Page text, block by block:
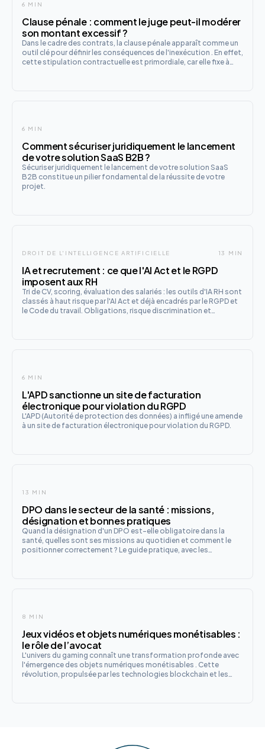
6 MIN
Clause pénale : comment le juge peut-il modérer
son montant excessif ?
Dans le cadre des contrats, la clause pénale apparaît comme un
outil clé pour définir les conséquences de l'inexécution . En effet,
cette stipulation contractuelle est primordiale, car elle fixe à
6 MIN
Comment sécuriser juridiquement le lancement
de votre solution SaaS B2B ?
Sécuriser juridiquement le lancement de votre solution SaaS
B2B constitue un pilier fondamental de la réussite de votre
projet.
DROIT DE L'INTELLIGENCE ARTIFICIELLE 13 MIN
IA et recrutement : ce que l'AI Act et le RGPD
imposent aux RH
Tri de CV, scoring, évaluation des salariés : les outils d'IA RH sont
classés à haut risque par l'AI Act et déjà encadrés par le RGPD et
le Code du travail. Obligations, risque discrimination et
6 MIN
L'APD sanctionne un site de facturation
électronique pour violation du RGPD
L'APD (Autorité de protection des données) a infligé une amende
à un site de facturation électronique pour violation du RGPD.
13 MIN
DPO dans le secteur de la santé : missions,
désignation et bonnes pratiques
Quand la désignation d'un DPO est-elle obligatoire dans la
santé, quelles sont ses missions au quotidien et comment le
positionner correctement ? Le guide pratique, avec les
8 MIN
Jeux vidéos et objets numériques monétisables :
le rôle de l’avocat
L'univers du gaming connaît une transformation profonde avec
l'émergence des objets numériques monétisables . Cette
révolution, propulsée par les technologies blockchain et les